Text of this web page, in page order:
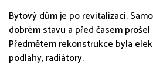
Bytový dům je po revitalizaci.
dobrém stavu a před časem
Předmětem rekonstrukce byla
podlahy, radiátory.